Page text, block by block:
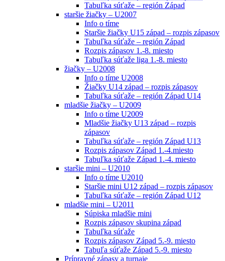
Tabuľka súťaže – región Západ
staršie žiačky – U2007
Info o tíme
Staršie žiačky U15 západ – rozpis zápasov
Tabuľka súťaže – región Západ
Rozpis zápasov 1.-8. miesto
Tabuľka súťaže liga 1.-8. miesto
žiačky – U2008
Info o tíme U2008
Žiačky U14 západ – rozpis zápasov
Tabuľka súťaže – región Západ U14
mladšie žiačky – U2009
Info o tíme U2009
Mladšie žiačky U13 západ – rozpis
zápasov
Tabuľka súťaže – región Západ U13
Rozpis zápasov Západ 1.-4.miesto
Tabuľka súťaže Západ 1.-4. miesto
staršie mini – U2010
Info o tíme U2010
Staršie mini U12 západ – rozpis zápasov
Tabuľka súťaže – región Západ U12
mladšie mini – U2011
Súpiska mladšie mini
Rozpis zápasov skupina západ
Tabuľka súťaže
Rozpis zápasov Západ 5.-9. miesto
Tabuľa súťaže Západ 5.-9. miesto
Prípravné zápasy a turnaje